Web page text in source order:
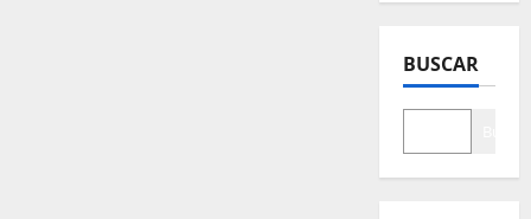
BUSCAR